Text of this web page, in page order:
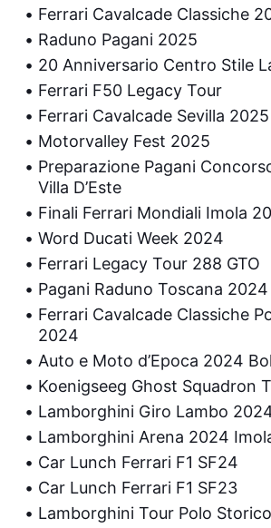
Ferrari Cavalcade Classiche
Raduno Pagani 2025
20 Anniversario Centro Stile
Ferrari F50 Legacy Tour
Ferrari Cavalcade Sevilla 2025
Motorvalley Fest 2025
Preparazione Pagani
Villa D’Este
Finali Ferrari Mondiali Imola
Word Ducati Week 2024
Ferrari Legacy Tour 288 GTO
Pagani Raduno Toscana 2024
Ferrari Cavalcade Classiche
2024
Auto e Moto d’Epoca 2024
Koenigseeg Ghost Squadron
Lamborghini Giro Lambo
Lamborghini Arena 2024
Car Lunch Ferrari F1 SF24
Car Lunch Ferrari F1 SF23
Lamborghini Tour Polo